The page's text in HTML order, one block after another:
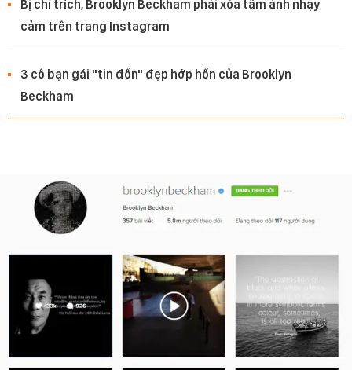
Bị chỉ trích, Brooklyn Beckham phải xóa tấm ảnh nhạy
cảm trên trang Instagram
3 cô bạn gái "tin đồn" đẹp hớp hồn của Brooklyn
Beckham